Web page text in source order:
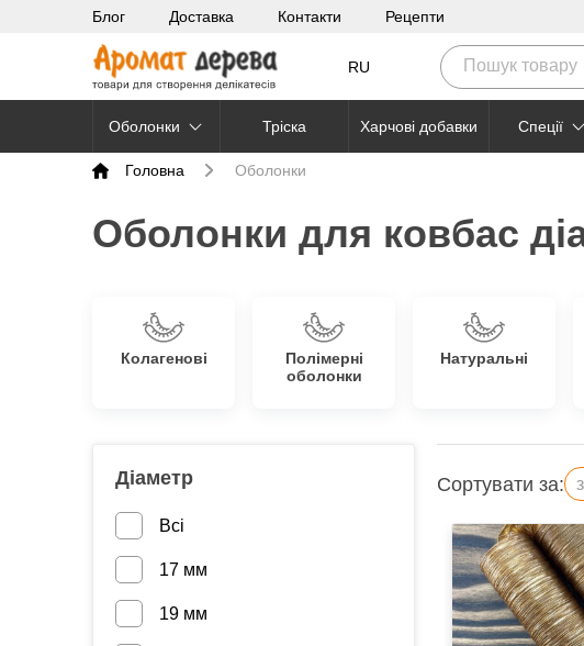
Блог Доставка Контакти Рецепти
RU
Оболонки Тріска Харчові добавки Cпеції
Головна Оболонки
Оболонки для ковбас
Колагенові
Полімерні
оболонки
Натуральні
Діаметр
Всі
17 мм
19 мм
Сортувати за: